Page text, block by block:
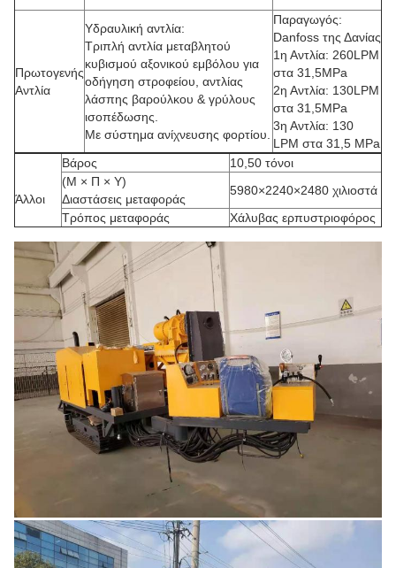
Πρωτογενής
Αντλία
Υδραυλική αντλία:
Τριπλή αντλία μεταβλητού
κυβισμού αξονικού εμβόλου για
οδήγηση στροφείου, αντλίας
λάσπης βαρούλκου & γρύλους
ισοπέδωσης.
Με σύστημα ανίχνευσης φορτίου.
Παραγωγός:
Danfoss της Δανίας
1η Αντλία: 260LPM
στα 31,5MPa
2η Αντλία: 130LPM
στα 31,5MPa
3η Αντλία: 130
LPM στα 31,5 MPa
Άλλοι
Βάρος
10,50 τόνοι
(Μ × Π × Υ)
Διαστάσεις μεταφοράς
5980×2240×2480 χιλιοστά
Τρόπος μεταφοράς
Χάλυβας ερπυστριοφόρος